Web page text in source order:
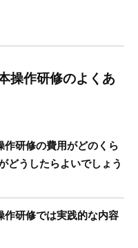
操作研修のよくあ
研修の費用がどのくら
どうしたらよいでしょう
研修では実践的な内容